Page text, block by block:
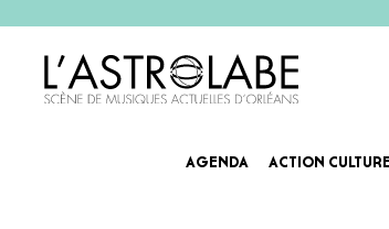
AGENDA ACTION